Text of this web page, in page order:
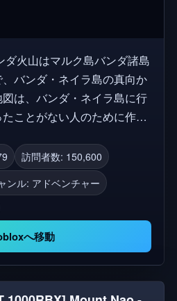
ダ火山はマルク島バンダ諸島
バンダ・ネイラ島の真向か
は、バンダ・ネイラ島に行
ことがない人のために作ら
イラ島の雰囲気を感じるこ
一緒にバンダ火山の頂上を
ください。難易度の高いハ
、美しい景色を楽しみまし
イラの美しい雰囲気。 👣 複
友人や女友達とハングアウ
連れて行き、冒険を楽しみ
訪問者数: 150,600
ンル: アドベンチャー
へ移動